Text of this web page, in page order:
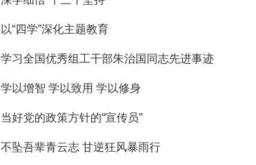
以“四学”深化主题教育
学习全国优秀组工干部朱治国同志先进事迹
学以增智 学以致用 学以修身
当好党的政策方针的“宣传员”
不坠吾辈青云志 甘逆狂风暴雨行